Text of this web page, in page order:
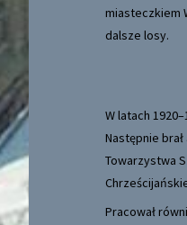
miasteczkiem
dalsze losy.
W latach
Następnie
Towarzystwa
Pracował